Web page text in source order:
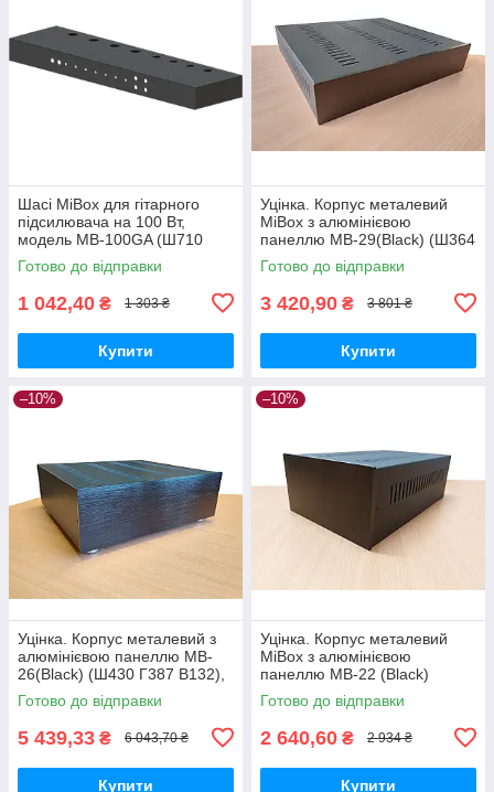
Шасі MiBox для гітарного
підсилювача на 100 Вт,
модель MB-100GA (Ш710
Г180 В64) чорний
Готово до відправки
1 042,40 ₴ 1 303 ₴
Купити
Уцінка. Корпус металевий
MiBox з алюмінієвою
панеллю MB-29(Black) (Ш364
Г340 В65) чорний
Готово до відправки
3 420,90 ₴ 3 801 ₴
Купити
–10%
Уцінка. Корпус металевий з
алюмінієвою панеллю MB-
26(Black) (Ш430 Г387 В132),
чорний
Готово до відправки
5 439,33 ₴ 6 043,70 ₴
Купити
–10%
Уцінка. Корпус металевий
MiBox з алюмінієвою
панеллю MB-22 (Black)
(Ш170 Г267 В90) чорний
Готово до відправки
2 640,60 ₴ 2 934 ₴
Купити